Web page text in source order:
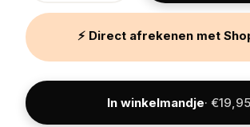
⚡ Direct afrekenen met
In winkelmandje· €19,95